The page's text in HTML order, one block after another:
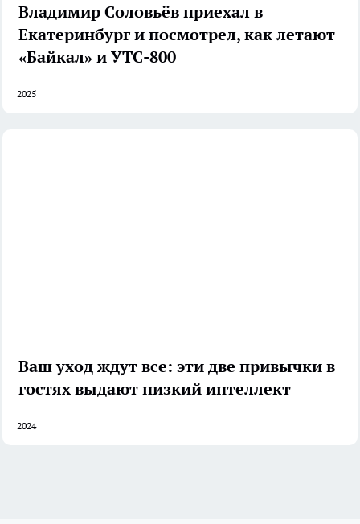
Владимир Соловьёв приехал в
Екатеринбург и посмотрел, как летают
«Байкал» и УТС-800
2025
Ваш уход ждут все: эти две привычки в
гостях выдают низкий интеллект
2024